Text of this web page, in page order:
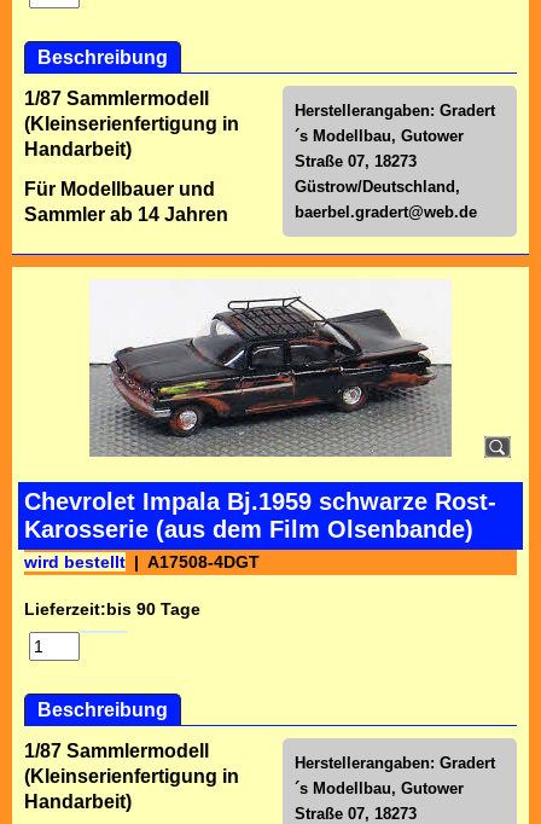
Beschreibung
Herstellerangaben: Gradert
´s Modellbau, Gutower
Straße 07, 18273
Güstrow/Deutschland,
baerbel.gradert@web.de
1/87 Sammlermodell
(Kleinserienfertigung in
Handarbeit)
Für Modellbauer und
Sammler ab 14 Jahren
Chevrolet Impala Bj.1959 schwarze Rost-
Karosserie (aus dem Film Olsenbande)
wird bestellt A17508-4DGT
Lieferzeit:bis 90 Tage
Beschreibung
Herstellerangaben: Gradert
´s Modellbau, Gutower
Straße 07, 18273
1/87 Sammlermodell
(Kleinserienfertigung in
Handarbeit)